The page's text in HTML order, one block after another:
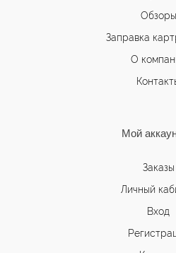
Обзоры
Заправка
О
Мой
Заказы
Личный
Вход